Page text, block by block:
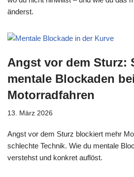
änderst.
Angst vor dem Sturz:
mentale Blockaden
Motorradfahren
13. März 2026
Angst vor dem Sturz blockiert mehr
schlechte Technik. Wie du mentale
verstehst und konkret auflöst.